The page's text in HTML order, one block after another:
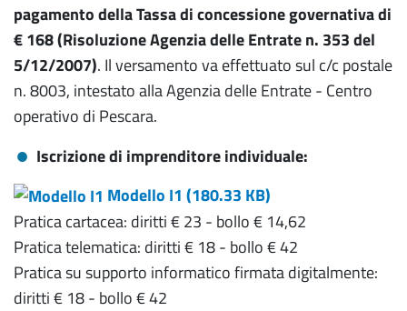
pagamento della Tassa di concessione governativa di
€ 168 (Risoluzione Agenzia delle Entrate n. 353 del
5/12/2007). Il versamento va effettuato sul c/c postale
n. 8003, intestato alla Agenzia delle Entrate - Centro
operativo di Pescara.
Iscrizione di imprenditore individuale:
Modello I1 (180.33 KB)
Pratica cartacea: diritti € 23 - bollo € 14,62
Pratica telematica: diritti € 18 - bollo € 42
Pratica su supporto informatico firmata digitalmente:
diritti € 18 - bollo € 42